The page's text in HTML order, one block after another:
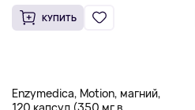
КУПИТЬ
Enzymedica, Motion, магний,
120 капсул (350 мг в